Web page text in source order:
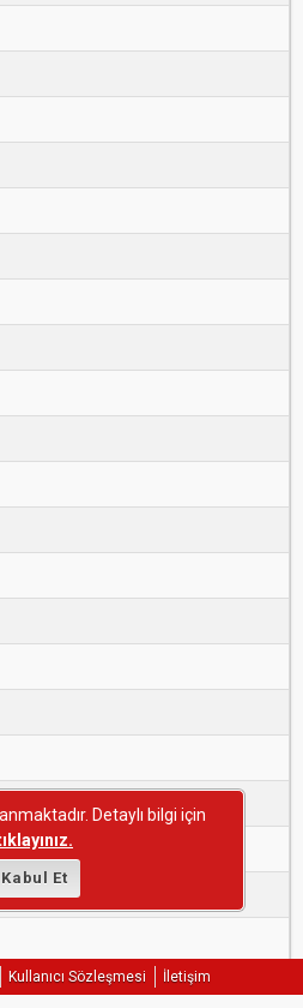
Kullanıcı Sözleşmesi İletişim
Detaylı bilgi için
Kabul Et